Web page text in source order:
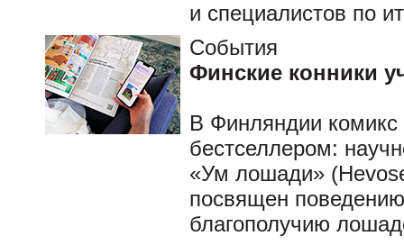
и специалистов по
События
Финские конники
В Финляндии
бестселлером:
«Ум лошади»
посвящен
благополучию